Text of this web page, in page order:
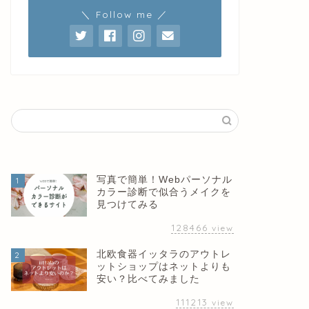
＼ Follow me ／
1
写真で簡単！Webパーソナル
カラー診断で似合うメイクを
見つけてみる
128466 view
2
北欧食器イッタラのアウトレ
ットショップはネットよりも
安い？比べてみました
111213 view